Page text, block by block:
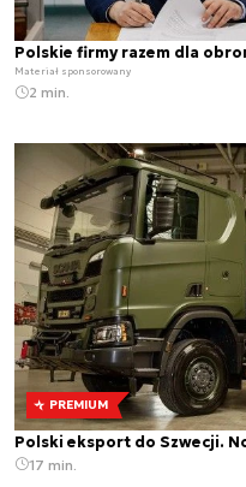
Polskie firmy razem dla
Materiał sponsorowany
2 min.
PREMIUM
Polski eksport do Szwecji.
17 min.